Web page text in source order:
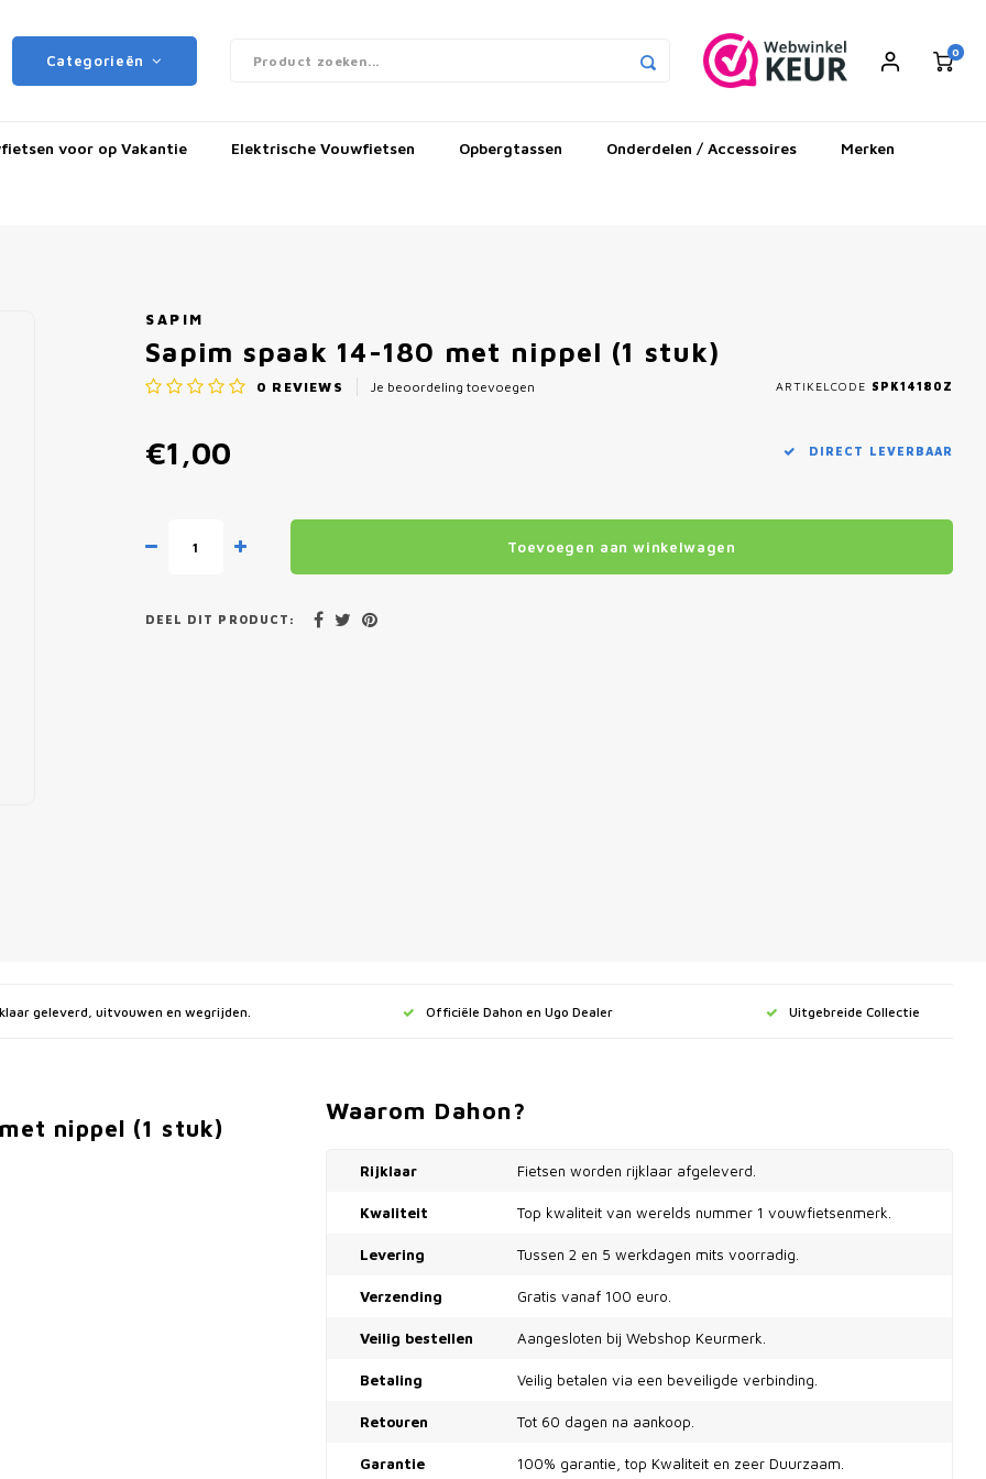
Categorieën
0
voor op Vakantie Elektrische Vouwfietsen Opbergtassen Onderdelen / Accessoires Merken
SAPIM
Sapim spaak 14-180 met nippel (1 stuk)
0 REVIEWS Je beoordeling toevoegen ARTIKELCODE SPK14180Z
€1,00 DIRECT LEVERBAAR
Toevoegen aan winkelwagen
DEEL DIT PRODUCT:
geleverd, uitvouwen en wegrijden. Officiële Dahon en Ugo Dealer Uitgebreide Collectie
nippel (1 stuk)
Waarom Dahon?
Rijklaar Fietsen worden rijklaar afgeleverd.
Kwaliteit Top kwaliteit van werelds nummer 1 vouwfietsenmerk.
Levering Tussen 2 en 5 werkdagen mits voorradig.
Verzending Gratis vanaf 100 euro.
Veilig bestellen Aangesloten bij Webshop Keurmerk.
Betaling Veilig betalen via een beveiligde verbinding.
Retouren Tot 60 dagen na aankoop.
Garantie 100% garantie, top Kwaliteit en zeer Duurzaam.